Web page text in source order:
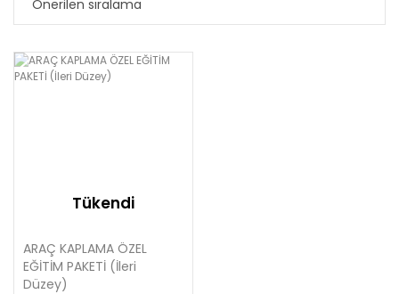
Tükendi
ARAÇ KAPLAMA ÖZEL
EĞİTİM PAKETİ (İleri
Düzey)